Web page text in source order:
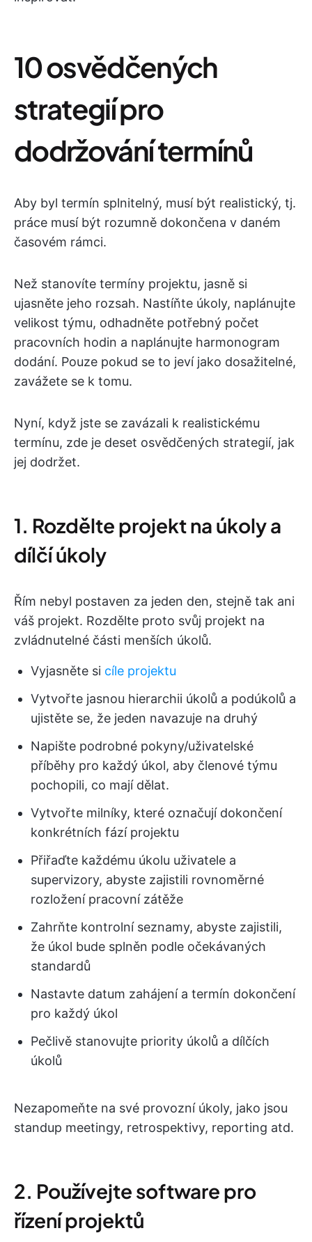
10 osvědčených
strategií pro
dodržování termínů
Aby byl termín splnitelný, musí být realistický, tj.
práce musí být rozumně dokončena v daném
časovém rámci.
Než stanovíte termíny projektu, jasně si
ujasněte jeho rozsah. Nastíňte úkoly, naplánujte
velikost týmu, odhadněte potřebný počet
pracovních hodin a naplánujte harmonogram
dodání. Pouze pokud se to jeví jako dosažitelné,
zavážete se k tomu.
Nyní, když jste se zavázali k realistickému
termínu, zde je deset osvědčených strategií, jak
jej dodržet.
1. Rozdělte projekt na úkoly a
dílčí úkoly
Řím nebyl postaven za jeden den, stejně tak ani
váš projekt. Rozdělte proto svůj projekt na
zvládnutelné části menších úkolů.
Vyjasněte si cíle projektu
Vytvořte jasnou hierarchii úkolů a podúkolů a
ujistěte se, že jeden navazuje na druhý
Napište podrobné pokyny/uživatelské
příběhy pro každý úkol, aby členové týmu
pochopili, co mají dělat.
Vytvořte milníky, které označují dokončení
konkrétních fází projektu
Přiřaďte každému úkolu uživatele a
supervizory, abyste zajistili rovnoměrné
rozložení pracovní zátěže
Zahrňte kontrolní seznamy, abyste zajistili,
že úkol bude splněn podle očekávaných
standardů
Nastavte datum zahájení a termín dokončení
pro každý úkol
Pečlivě stanovujte priority úkolů a dílčích
úkolů
Nezapomeňte na své provozní úkoly, jako jsou
standup meetingy, retrospektivy, reporting atd.
2. Používejte software pro
řízení projektů